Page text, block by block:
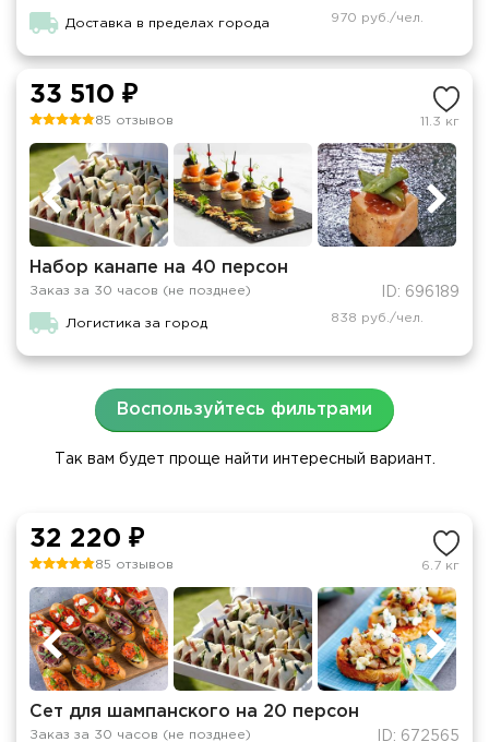
Доставка в пределах города 970 руб./чел.
33 510 ₽
85 отзывов 11.3 кг
Набор канапе на 40 персон
Заказ за 30 часов (не позднее) ID: 696189
Логистика за город 838 руб./чел.
Воспользуйтесь фильтрами
Так вам будет проще найти интересный вариант.
32 220 ₽
85 отзывов 6.7 кг
Сет для шампанского на 20 персон
Заказ за 30 часов (не позднее) ID: 672565